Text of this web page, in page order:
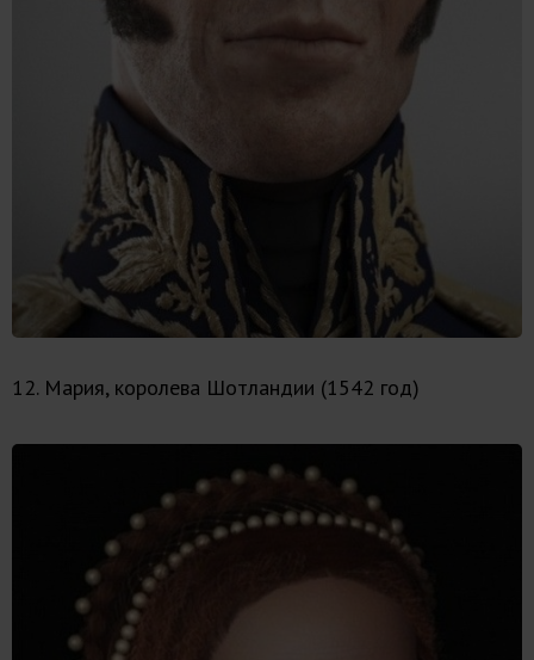
12. Мария, королева Шотландии (1542 год)